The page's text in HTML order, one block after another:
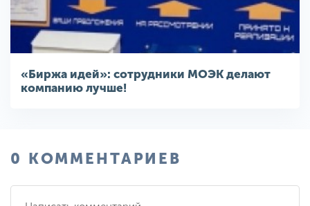
«Биржа идей»: сотрудники МОЭК делают
компанию лучше!
0 КОММЕНТАРИЕВ